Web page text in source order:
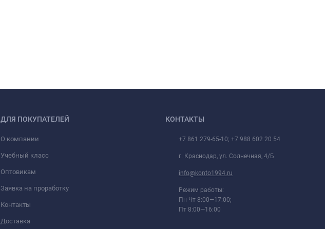
ДЛЯ ПОКУПАТЕЛЕЙ
О компании
Учебный класс
Оптовикам
Заявка на проработку
Контакты
Доставка
КОНТАКТЫ
+7 861 279-65-10; +7 988 602 20 54
г. Краснодар, ул. Солнечная, 4/Б
info@konto1994.ru
Режим работы:
Пн-Чт 8:00—17:00;
Пт 8:00—16:00